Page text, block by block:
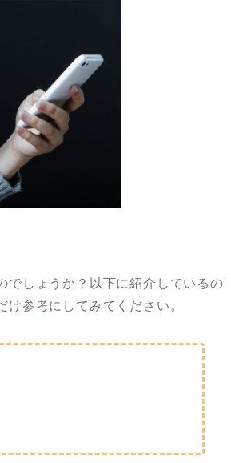
でしょうか？以下に紹介しているの
参考にしてみてください。